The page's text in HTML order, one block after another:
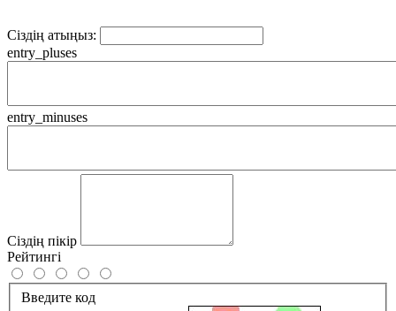
Сіздің атыңыз:
entry_pluses
entry_minuses
Сіздің пікір
Рейтингі
Введите код